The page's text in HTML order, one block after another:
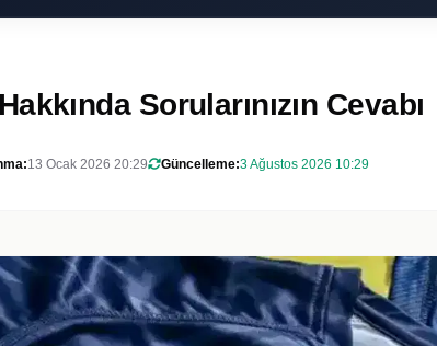
Sorularınızın Cevabı
13 Ocak 2026 20:29 Güncelleme:3 Ağustos 2026 10:29